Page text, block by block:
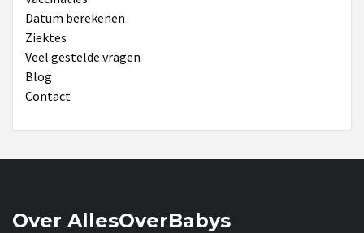
Datum berekenen
Ziektes
Veel gestelde vragen
Blog
Contact
Over AllesOverBabys